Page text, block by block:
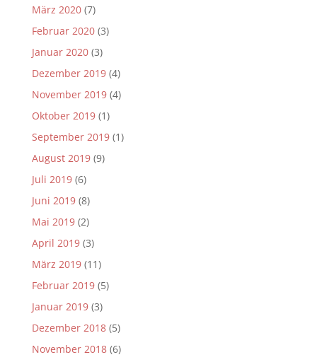
März 2020(7)
Februar 2020(3)
Januar 2020(3)
Dezember 2019(4)
November 2019(4)
Oktober 2019(1)
September 2019(1)
August 2019(9)
Juli 2019(6)
Juni 2019(8)
Mai 2019(2)
April 2019(3)
März 2019(11)
Februar 2019(5)
Januar 2019(3)
Dezember 2018(5)
November 2018(6)